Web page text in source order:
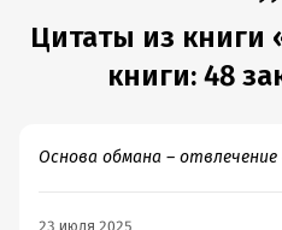
Цитаты из
книги: 48
Основа обмана – отвлечение
23 июля 2025